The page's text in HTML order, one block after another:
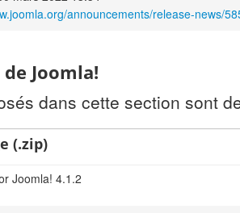
announcements/release-news/
Joomla!
dans cette section sont
(.zip)
Joomla! 4.1.2